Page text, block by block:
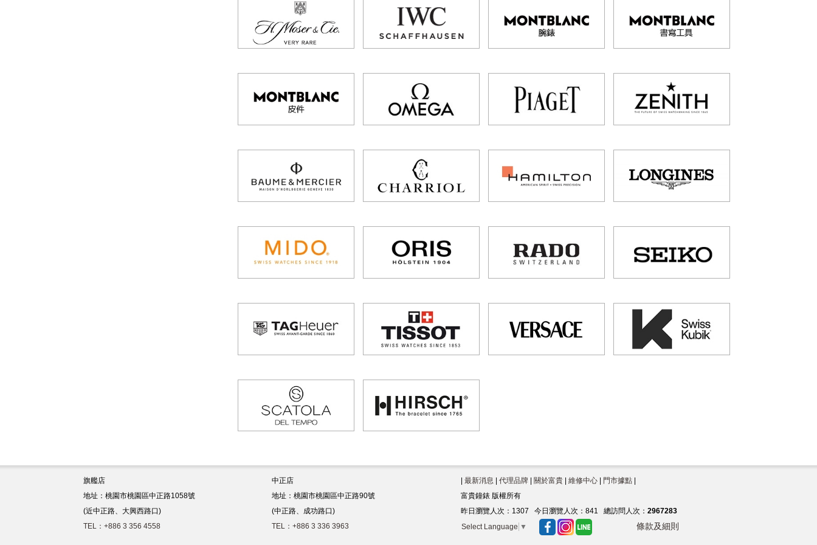
旗艦店
地址：桃園市桃園區中正路1058號
(近中正路、大興西路口)
TEL：+886 3 356 4558
中正店
地址：桃園市桃園區中正路90號
(中正路、成功路口)
TEL：+886 3 336 3963
最新消息 代理品牌| 關於富貴| 維修中心| 門市據點|
富貴鐘錶 版權所有
昨日瀏覽人次： 1307 今日瀏覽人次： 841 總訪問人次： 2967283
Select Language ▼ 條款及細則